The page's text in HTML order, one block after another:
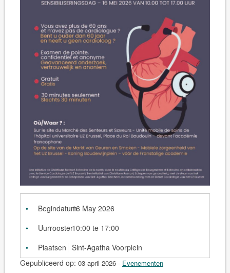
Begindatum16 May 2026
Uurrooster10:00 te 17:00
Plaatsen
Sint-Agatha Voorplein
Gepubliceerd op: 03 april 2026 - Evenementen